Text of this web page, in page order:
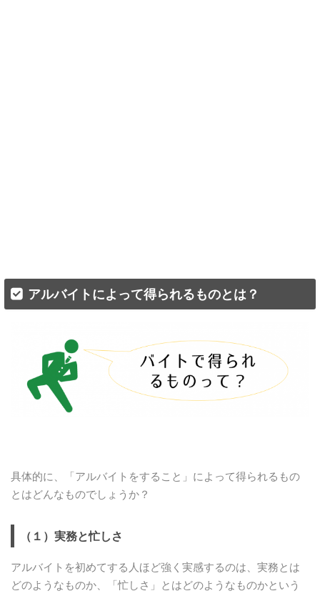
アルバイトによって得られるものとは？
具体的に、「アルバイトをすること」によって得られるもの
とはどんなものでしょうか？
（１）実務と忙しさ
アルバイトを初めてする人ほど強く実感するのは、実務とは
どのようなものか、「忙しさ」とはどのようなものかという